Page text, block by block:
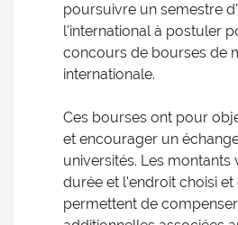
poursuivre un semestre
l'international à postuler
concours de bourses de
internationale.
Ces bourses ont pour
et encourager un
universités. Les montants
durée et l'endroit choisi et
permettent de